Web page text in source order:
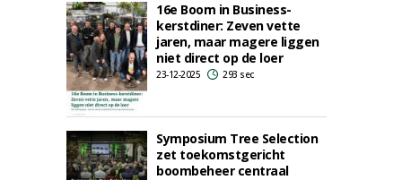
16e Boom in Business-
kerstdiner: Zeven vette
jaren, maar magere liggen
niet direct op de loer
23-12-2025 293 sec
Symposium Tree Selection
zet toekomstgericht
boombeheer centraal